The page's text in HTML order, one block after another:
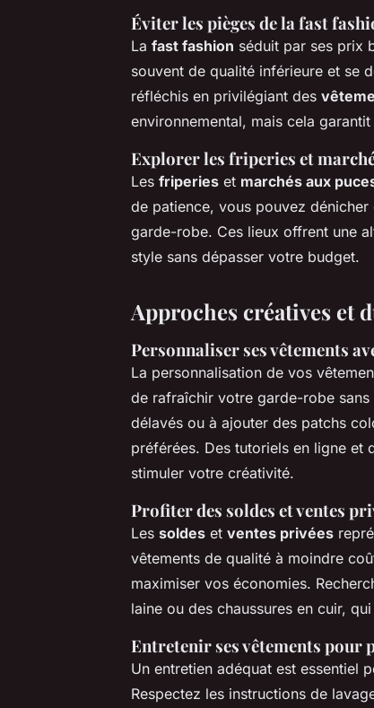
Éviter les pièges de la fast
La fast fashion séduit par ses prix
souvent de qualité inférieure et se
réfléchis en privilégiant des
environnemental, mais cela
Explorer les friperies et
Les friperies et marchés aux
de patience, vous pouvez
garde-robe. Ces lieux offrent une
style sans dépasser votre budget.
Approches créatives et
Personnaliser ses vêtements
La personnalisation de vos
de rafraîchir votre garde-robe
délavés ou à ajouter des patchs
préférées. Des tutoriels en ligne
stimuler votre créativité.
Profiter des soldes et ventes
Les soldes et ventes privées
vêtements de qualité à moindre
maximiser vos économies.
laine ou des chaussures en cuir,
Entretenir ses vêtements pour
Un entretien adéquat est essentiel
Respectez les instructions de